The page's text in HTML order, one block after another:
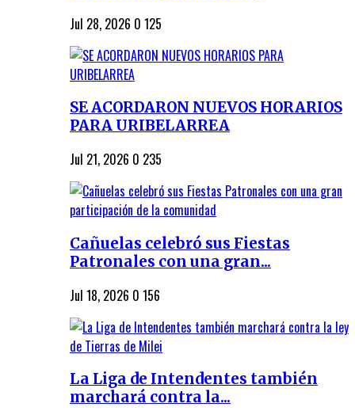
Jul 28, 2026 0 125
SE ACORDARON NUEVOS HORARIOS
PARA URIBELARREA
Jul 21, 2026 0 235
Cañuelas celebró sus Fiestas
Patronales con una gran...
Jul 18, 2026 0 156
La Liga de Intendentes también
marchará contra la...